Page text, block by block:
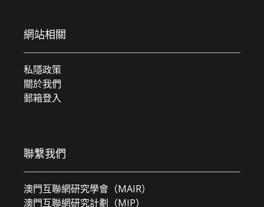
網站相關
私隱政策
關於我們
郵箱登入
聯繫我們
澳門互聯網研究學會（MAIR）
澳門互聯網研究計劃（MIP）